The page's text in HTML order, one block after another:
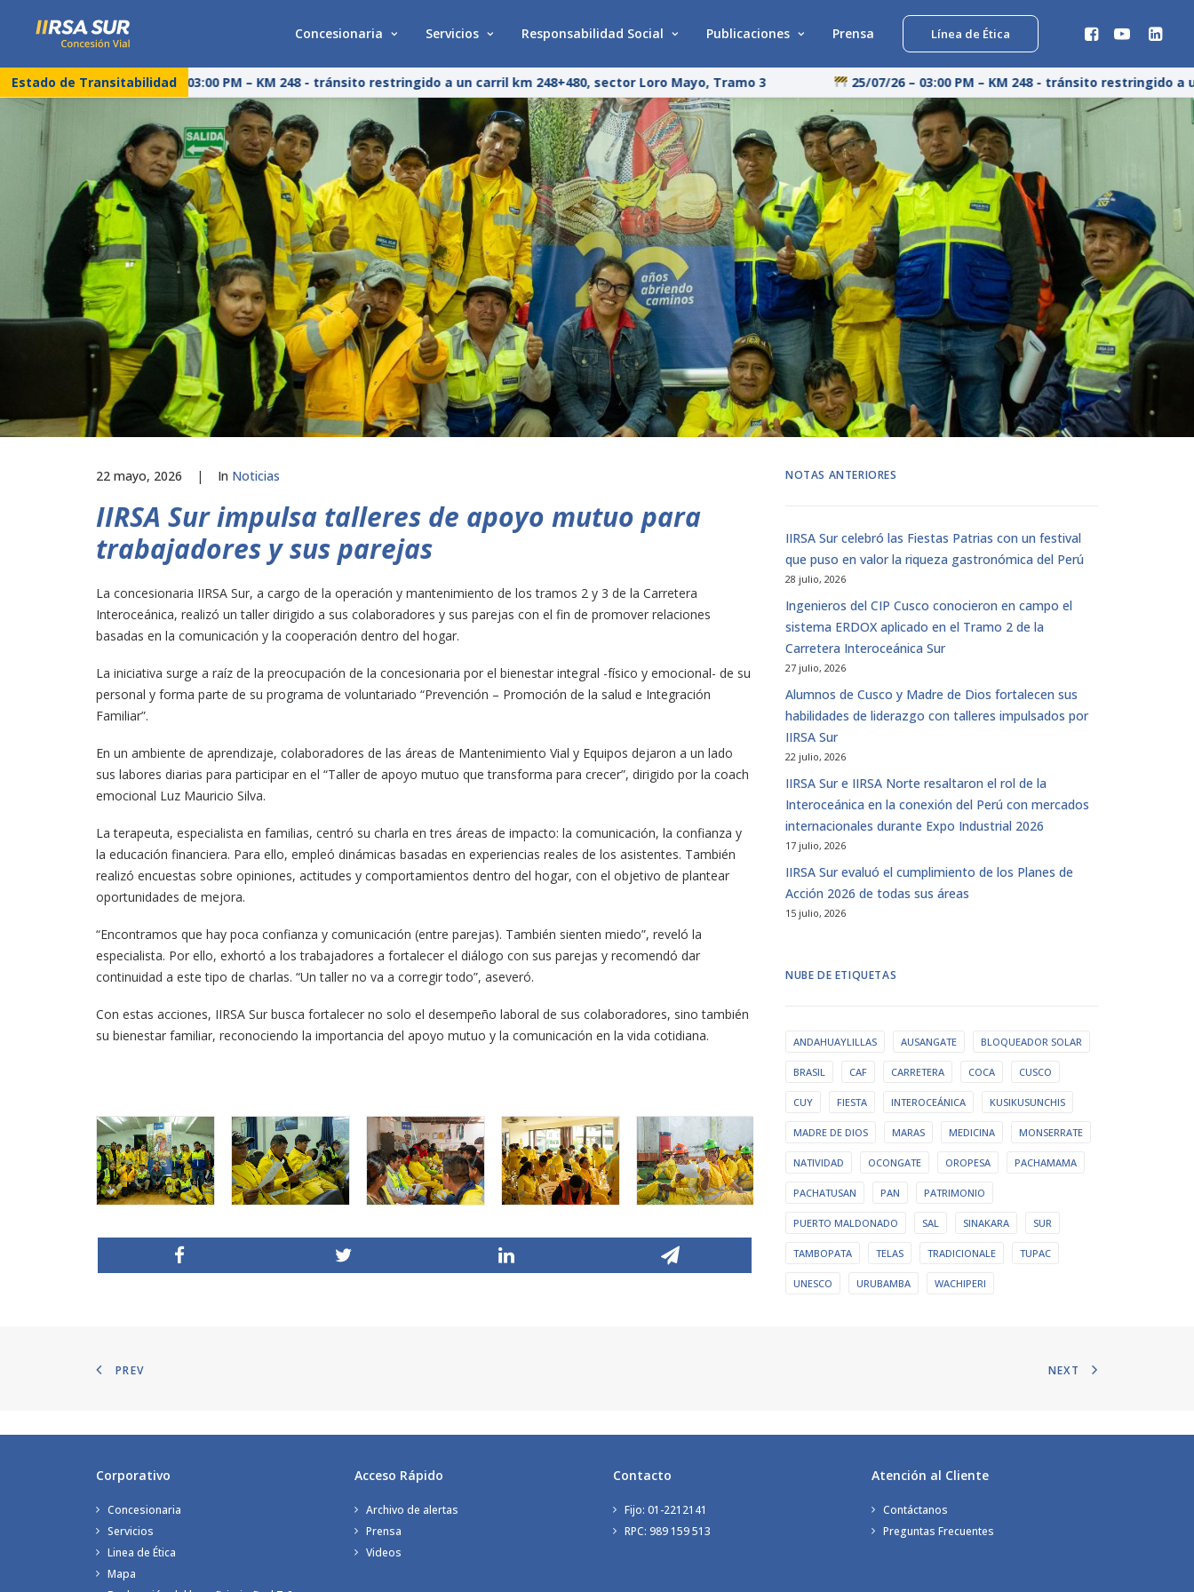
Concesionaria Servicios Responsabilidad Social Publicaciones Prensa Línea de Ética
Estado de Transitabilidad25/07/26 – 03:00 PM – KM 248 - tránsito restringido a un carril km 248+480, sector Loro Mayo, Tramo 3 25/07/26 – 03:00 PM – KM 248 - tránsito restringido a
22 mayo, 2026 | In Noticias
IIRSA Sur impulsa talleres de apoyo mutuo para
trabajadores y sus parejas
La concesionaria IIRSA Sur, a cargo de la operación y mantenimiento de los tramos 2 y 3 de la Carretera
Interoceánica, realizó un taller dirigido a sus colaboradores y sus parejas con el fin de promover relaciones
basadas en la comunicación y la cooperación dentro del hogar.
La iniciativa surge a raíz de la preocupación de la concesionaria por el bienestar integral -físico y emocional- de su
personal y forma parte de su programa de voluntariado “Prevención – Promoción de la salud e Integración
Familiar”.
En un ambiente de aprendizaje, colaboradores de las áreas de Mantenimiento Vial y Equipos dejaron a un lado
sus labores diarias para participar en el “Taller de apoyo mutuo que transforma para crecer”, dirigido por la coach
emocional Luz Mauricio Silva.
La terapeuta, especialista en familias, centró su charla en tres áreas de impacto: la comunicación, la confianza y
la educación financiera. Para ello, empleó dinámicas basadas en experiencias reales de los asistentes. También
realizó encuestas sobre opiniones, actitudes y comportamientos dentro del hogar, con el objetivo de plantear
oportunidades de mejora.
“Encontramos que hay poca confianza y comunicación (entre parejas). También sienten miedo”, reveló la
especialista. Por ello, exhortó a los trabajadores a fortalecer el diálogo con sus parejas y recomendó dar
continuidad a este tipo de charlas. “Un taller no va a corregir todo”, aseveró.
Con estas acciones, IIRSA Sur busca fortalecer no solo el desempeño laboral de sus colaboradores, sino también
su bienestar familiar, reconociendo la importancia del apoyo mutuo y la comunicación en la vida cotidiana.
NOTAS ANTERIORES
IIRSA Sur celebró las Fiestas Patrias con un festival
que puso en valor la riqueza gastronómica del Perú
28 julio, 2026
Ingenieros del CIP Cusco conocieron en campo el
sistema ERDOX aplicado en el Tramo 2 de la
Carretera Interoceánica Sur
27 julio, 2026
Alumnos de Cusco y Madre de Dios fortalecen sus
habilidades de liderazgo con talleres impulsados ​​por
IIRSA Sur
22 julio, 2026
IIRSA Sur e IIRSA Norte resaltaron el rol de la
Interoceánica en la conexión del Perú con mercados
internacionales durante Expo Industrial 2026
17 julio, 2026
IIRSA Sur evaluó el cumplimiento de los Planes de
Acción 2026 de todas sus áreas
15 julio, 2026
NUBE DE ETIQUETAS
ANDAHUAYLILLAS AUSANGATE BLOQUEADOR SOLAR
BRASIL CAF CARRETERA COCA CUSCO
CUY FIESTA INTEROCEÁNICA KUSIKUSUNCHIS
MADRE DE DIOS MARAS MEDICINA MONSERRATE
NATIVIDAD OCONGATE OROPESA PACHAMAMA
PACHATUSAN PAN PATRIMONIO
PUERTO MALDONADO SAL SINAKARA SUR
TAMBOPATA TELAS TRADICIONALE TUPAC
UNESCO URUBAMBA WACHIPERI
PREV NEXT
Corporativo
Concesionaria
Servicios
Linea de Ética
Mapa
Acceso Rápido
Archivo de alertas
Prensa
Videos
Contacto
Fijo: 01-2212141
RPC: 989 159 513
Atención al Cliente
Contáctanos
Preguntas Frecuentes